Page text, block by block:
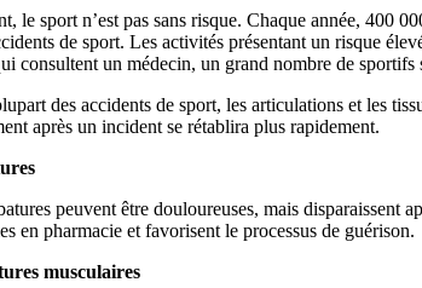
le sport n’est pas sans risque. Chaque année, 400
de sport. Les activités présentant un risque
consultent un médecin, un grand nombre de sportifs
des accidents de sport, les articulations et les
après un incident se rétablira plus rapidement.
peuvent être douloureuses, mais disparaissent
en pharmacie et favorisent le processus de guérison.
musculaires